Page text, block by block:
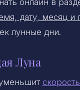
онлайн в
дату, месяц и
лунные дни.
Луна